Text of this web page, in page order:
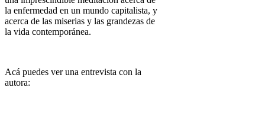
la enfermedad en un mundo capitalista, y
acerca de las miserias y las grandezas de
la vida contemporánea.
Acá puedes ver una entrevista con la
autora: